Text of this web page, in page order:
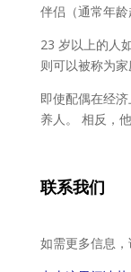
伴侣（通常年龄
23 岁以上的人
则可以被称为家
即使配偶在经
养人。 相反，
联系我们
如需更多信息